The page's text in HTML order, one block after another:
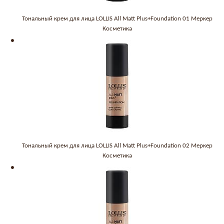
Тональный крем для лица LOLLIS All Matt Plus+Foundation 01 Меркер
Косметика
Тональный крем для лица LOLLIS All Matt Plus+Foundation 02 Меркер
Косметика